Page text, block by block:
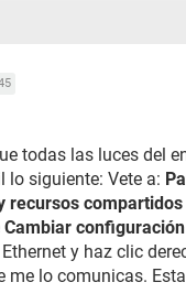
todas las luces del
lo siguiente: Vete a:
recursos compartidos
Cambiar
y haz clic
me lo comunicas.